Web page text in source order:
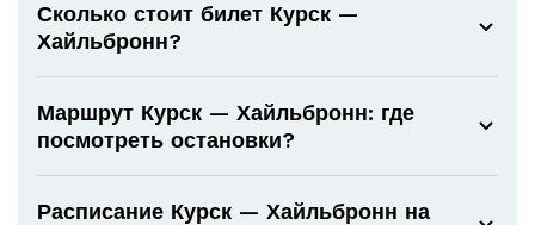
Сколько стоит билет Курск —
Хайльбронн?
Маршрут Курск — Хайльбронн: где
посмотреть остановки?
Расписание Курск — Хайльбронн на